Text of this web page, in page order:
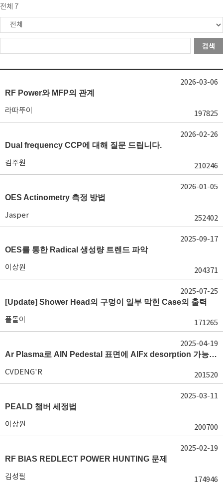
전체 7
검색
RF Power와 MFP의 관계
라따뚜이 197825
2026-03-06
Dual frequency CCP에 대해 질문 드립니다.
김주원 210246
2026-02-26
OES Actinometry 측정 방법
Jasper 252402
2026-01-05
OES를 통한 Radical 생성량 트렌드 파악
이상원 204371
2025-09-17
[Update] Shower Head의 구멍이 일부 막힌 Case의 출력
플돌이 171265
2025-07-25
Ar Plasma로 AlN Pedestal 표면에 AlFx desorption 가능 여부가 궁금합니다.
CVDENG'R 201520
2025-04-19
PEALD 챔버 세정법
이상원 200700
2025-03-11
RF BIAS REDLECT POWER HUNTING 문제
김성필 174946
2025-02-19